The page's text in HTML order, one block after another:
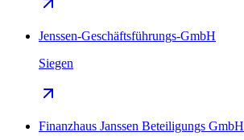
Jenssen-Geschäftsführungs-GmbH
Siegen
Finanzhaus Janssen Beteiligungs GmbH